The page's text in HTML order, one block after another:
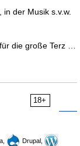
der Musik s.v.w.
die große Terz …
18+
Drupal,